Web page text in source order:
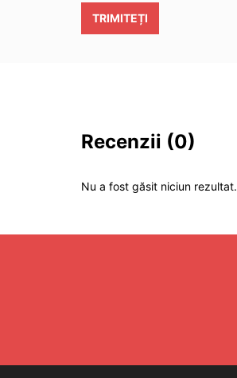
TRIMITEȚI
Recenzii (0)
Nu a fost găsit niciun rezultat.